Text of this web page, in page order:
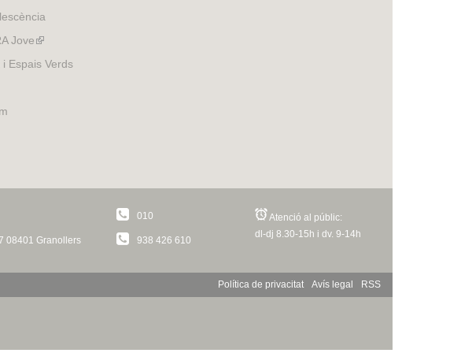
Jove(link
is
Espais Verds
08401 Granollers
010
938 426 610
Atenció al públic:
dl-dj 8.30-15h i dv. 9-14h
Política de privacitat Avís legal RSS